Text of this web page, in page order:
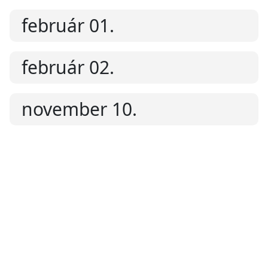
február 01.
február 02.
november 10.